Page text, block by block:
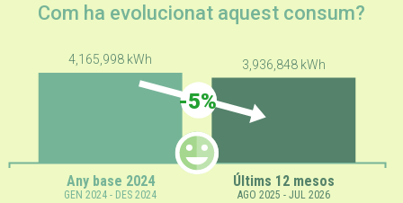
Com ha evolucionat aquest consum?
Any base 2024 Últims 12 mesos
GEN 2024 - DES 2024 AGO 2025 - JUL 2026
4,165,998 kWh 3,936,848 kWh
-5%